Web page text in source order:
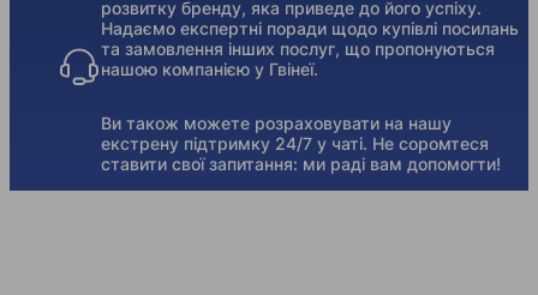
розвитку бренду, яка приведе до його успіху.
Надаємо експертні поради щодо купівлі посилань
та замовлення інших послуг, що пропонуються
нашою компанією у Гвінеї.
Ви також можете розраховувати на нашу
екстрену підтримку 24/7 у чаті. Не соромтеся
ставити свої запитання: ми раді вам допомогти!